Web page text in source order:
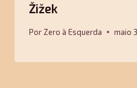
Žižek
Por Zero à Esquerda maio